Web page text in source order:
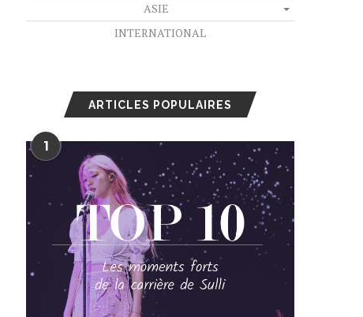
ASIE
INTERNATIONAL
ARTICLES POPULAIRES
1